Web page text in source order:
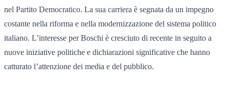
nel Partito Democratico. La sua carriera è segnata da un impegno
costante nella riforma e nella modernizzazione del sistema politico
italiano. L’interesse per Boschi è cresciuto di recente in seguito a
nuove iniziative politiche e dichiarazioni significative che hanno
catturato l’attenzione dei media e del pubblico.